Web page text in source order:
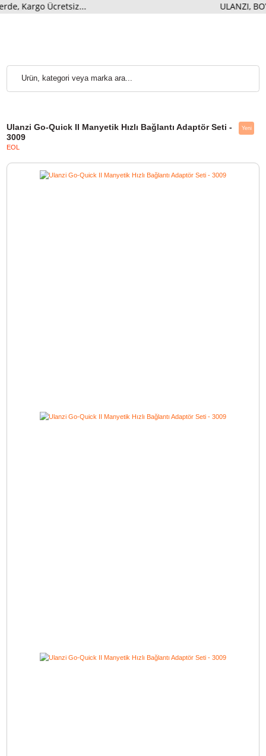
Ulanzi Go-Quick II Manyetik Hızlı Bağlantı Adaptör Seti -
3009
EOL
Ücretsiz... ULANZI,